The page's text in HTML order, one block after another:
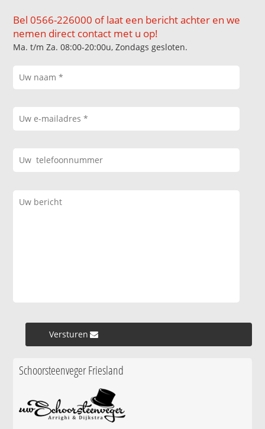
Bel 0566-226000 of laat een bericht achter en we
nemen direct contact met u op!
Ma. t/m Za. 08:00-20:00u, Zondags gesloten.
Versturen »
Schoorsteenveger Friesland